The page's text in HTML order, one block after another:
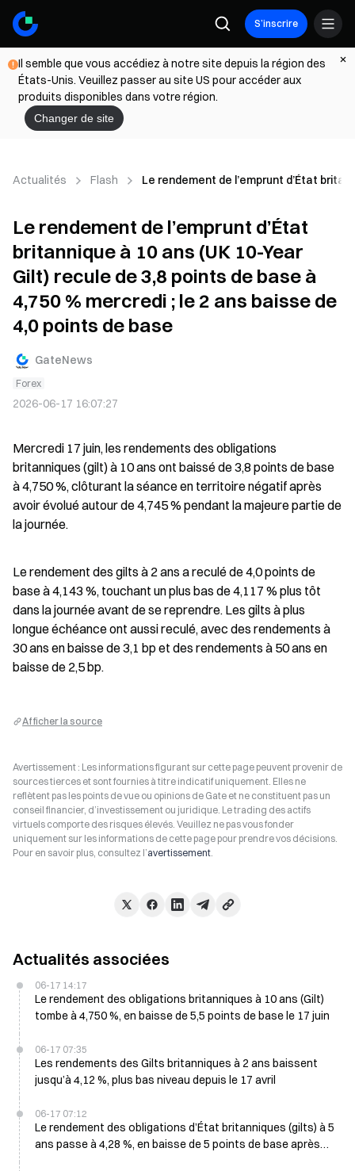
S’inscrire
Il semble que vous accédiez à notre site depuis la région des
États-Unis. Veuillez passer au site US pour accéder aux
produits disponibles dans votre région.
Changer de site
Actualités Flash Le rendement de l’emprunt d’État
Le rendement de l’emprunt d’État
britannique à 10 ans (UK 10-Year
Gilt) recule de 3,8 points de base à
4,750 % mercredi ; le 2 ans baisse de
4,0 points de base
GateNews
Forex
2026-06-17 16:07:27
Mercredi 17 juin, les rendements des obligations
britanniques (gilt) à 10 ans ont baissé de 3,8 points de base
à 4,750 %, clôturant la séance en territoire négatif après
avoir évolué autour de 4,745 % pendant la majeure partie de
la journée.
Le rendement des gilts à 2 ans a reculé de 4,0 points de
base à 4,143 %, touchant un plus bas de 4,117 % plus tôt
dans la journée avant de se reprendre. Les gilts à plus
longue échéance ont aussi reculé, avec des rendements à
30 ans en baisse de 3,1 bp et des rendements à 50 ans en
baisse de 2,5 bp.
Afficher la source
Avertissement : Les informations figurant sur cette page peuvent provenir de
sources tierces et sont fournies à titre indicatif uniquement. Elles ne
reflètent pas les points de vue ou opinions de Gate et ne constituent pas un
conseil financier, d’investissement ou juridique. Le trading des actifs
virtuels comporte des risques élevés. Veuillez ne pas vous fonder
uniquement sur les informations de cette page pour prendre vos décisions.
Pour en savoir plus, consultez l’avertissement.
Actualités associées
06-17 14:17
Le rendement des obligations britanniques à 10 ans (Gilt)
tombe à 4,750 %, en baisse de 5,5 points de base le 17 juin
06-17 07:35
Les rendements des Gilts britanniques à 2 ans baissent
jusqu’à 4,12 %, plus bas niveau depuis le 17 avril
06-17 07:12
Le rendement des obligations d’État britanniques (gilts) à 5
ans passe à 4,28 %, en baisse de 5 points de base après